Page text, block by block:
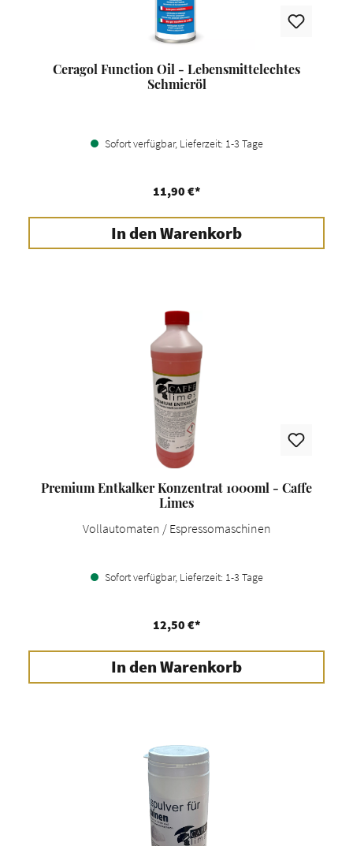
Ceragol Function Oil - Lebensmittelechtes
Schmieröl
Sofort verfügbar, Lieferzeit: 1-3 Tage
11,90 €*
In den Warenkorb
Premium Entkalker Konzentrat 1000ml - Caffe
Limes
Vollautomaten / Espressomaschinen
Sofort verfügbar, Lieferzeit: 1-3 Tage
12,50 €*
In den Warenkorb